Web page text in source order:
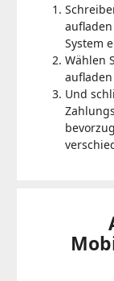
System
Wählen
Und